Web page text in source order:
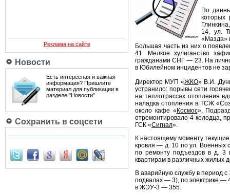
Реклама на сайте
Новости
Есть интересная и важная
информация? Пришлите
материал для публикации в
разделе "Новости"
Сохранить в соцсети
По
которых
14, ул.
«Мазда»
Большая часть из них о
41. Мелкое хулиганство
гражданами СНГ — 23. На
в Юбилейном инцидентов не
Директор МУП «ЖКО» В.И.
устранило: порывы сети
на теплотрассах отопления
наладка отопления в ТСЖ
около кафе « Космос».
отремонтировало 4 колодца,
ГСК «Сигнал».
К настоящему моменту
кровля — д. 10 по ул. Военных
по ремонту подъездов в д. 3
квартирам в различных жилых
В аварийную службу в период
подвалах — 3), по электрике —
в ЖЭУ-3 — 355.